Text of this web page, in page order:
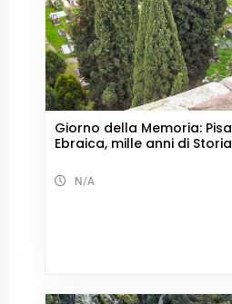
Giorno della Memoria: Pisa
Ebraica, mille anni di Storia
N/A